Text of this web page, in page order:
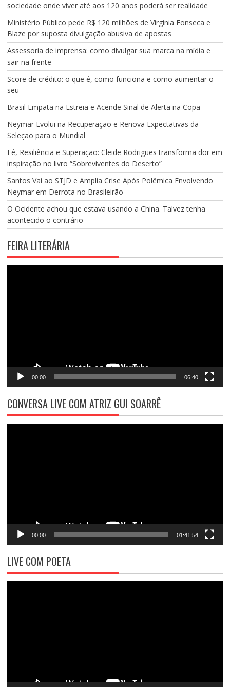
sociedade onde viver até aos 120 anos poderá ser realidade
Ministério Público pede R$ 120 milhões de Virgínia Fonseca e
Blaze por suposta divulgação abusiva de apostas
Assessoria de imprensa: como divulgar sua marca na mídia e
sair na frente
Score de crédito: o que é, como funciona e como aumentar o
seu
Brasil Empata na Estreia e Acende Sinal de Alerta na Copa
Neymar Evolui na Recuperação e Renova Expectativas da
Seleção para o Mundial
Fé, Resiliência e Superação: Cleide Rodrigues transforma dor em
inspiração no livro “Sobreviventes do Deserto”
Santos Vai ao STJD e Amplia Crise Após Polêmica Envolvendo
Neymar em Derrota no Brasileirão
O Ocidente achou que estava usando a China. Talvez tenha
acontecido o contrário
FEIRA LITERÁRIA
00:00 06:40
CONVERSA LIVE COM ATRIZ GUI SOARRÊ
00:00 01:41:54
LIVE COM POETA